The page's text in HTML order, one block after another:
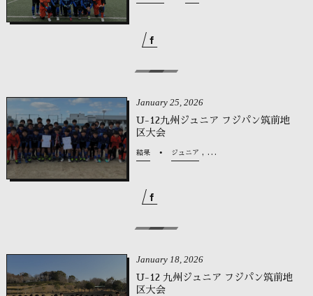
January 25 ,2026
U-12九州ジュニア フジパン筑前地
区大会
結果 ジュニア , …
January 18,2026
U-12 九州ジュニア フジパン筑前地
区大会